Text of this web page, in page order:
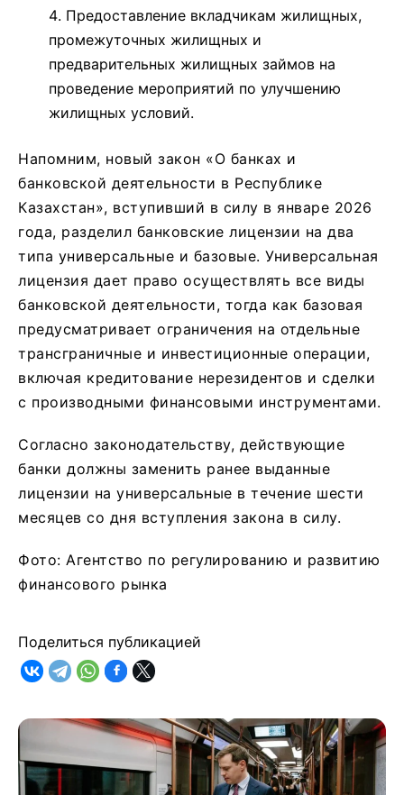
Предоставление вкладчикам жилищных,
промежуточных жилищных и
предварительных жилищных займов на
проведение мероприятий по улучшению
жилищных условий.
Напомним, новый закон «О банках и
банковской деятельности в Республике
Казахстан», вступивший в силу в январе 2026
года, разделил банковские лицензии на два
типа универсальные и базовые. Универсальная
лицензия дает право осуществлять все виды
банковской деятельности, тогда как базовая
предусматривает ограничения на отдельные
трансграничные и инвестиционные операции,
включая кредитование нерезидентов и сделки
с производными финансовыми инструментами.
Согласно законодательству, действующие
банки должны заменить ранее выданные
лицензии на универсальные в течение шести
месяцев со дня вступления закона в силу.
Фото: Агентство по регулированию и развитию
финансового рынка
Поделиться публикацией